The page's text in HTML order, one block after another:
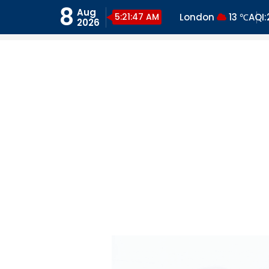
content
8 Aug
2026
5:21:48 AM London 13 ℃AQI: